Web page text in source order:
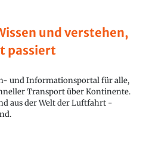
und verstehen,
passiert
und Informationsportal für alle,
Transport über Kontinente.
aus der Welt der Luftfahrt -